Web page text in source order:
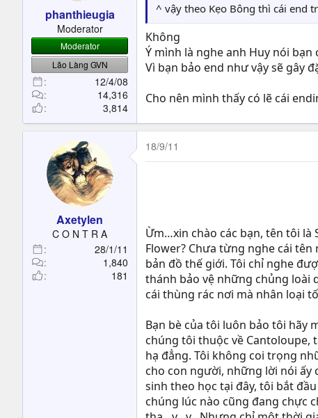
phanthieugia
Moderator
Moderator
Lão Làng GVN
12/4/08
14,316
3,814
^ vậy theo Kẹo Bông thì cái end
Không
Ý mình là nghe anh Huy nói
Vì bạn bảo end như vậy sẽ gây
Cho nên mình thấy có lẽ cái
Axetylen
C O N T R A
28/1/11
1,840
181
18/9/11
Ừm…xin chào các bạn, tên tôi là
Flower? Chưa từng nghe cái
bản đồ thế giới. Tôi chỉ nghe
thánh bảo vệ những chủng loài
cái thùng rác nơi mà nhân loại
Bạn bè của tôi luôn bảo tôi hãy
chúng tôi thuộc về Cantoloupe,
hạ đẳng. Tôi không coi trọng
cho con người, những lời nói ấy
sinh theo học tại đây, tôi bắt
chúng lúc nào cũng đang chực